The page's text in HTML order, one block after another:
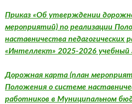
Приказ «Об утверждении
мероприятий) по реализации
наставничества
«Интеллект» 2025-2026 учебный
Дорожная карта (план
Положения о системе
работников в Муниципальном